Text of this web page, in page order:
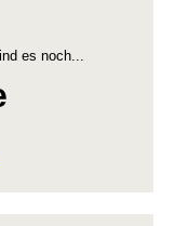
es noch...